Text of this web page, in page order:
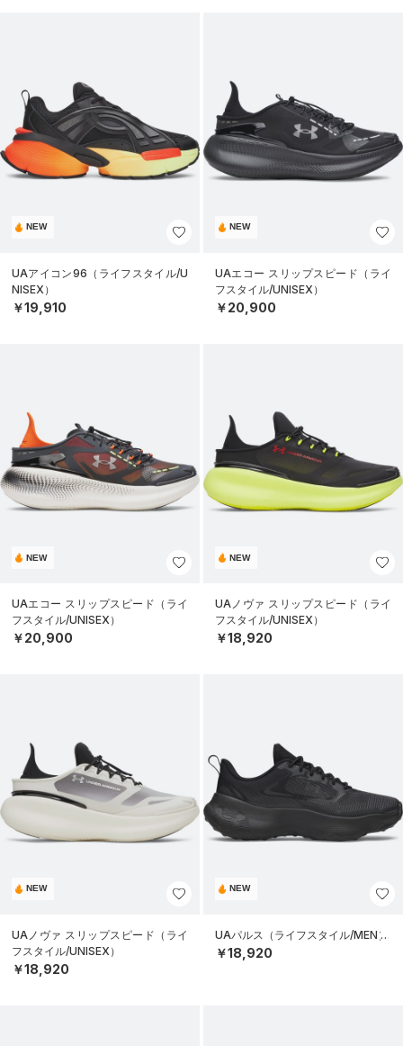
NEW
UAアイコン96（ライフスタイル/U
NISEX）
￥19,910
NEW
UAエコー スリップスピード（ライ
フスタイル/UNISEX）
￥20,900
NEW
UAエコー スリップスピード（ライ
フスタイル/UNISEX）
￥20,900
NEW
UAノヴァ スリップスピード（ライ
フスタイル/UNISEX）
￥18,920
NEW
UAノヴァ スリップスピード（ライ
フスタイル/UNISEX）
￥18,920
NEW
UAパルス（ライフスタイル/MEN）
￥18,920